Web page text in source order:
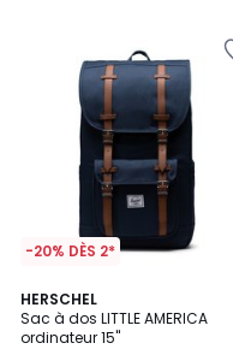
-20% DÈS 2*
HERSCHEL
Sac à dos LITTLE AMERICA
ordinateur 15''
4,5
/ 5
3
Couleurs